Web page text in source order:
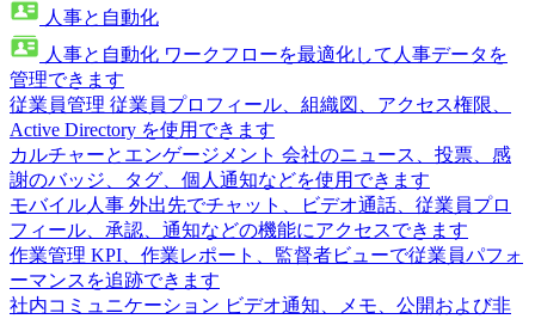
人事と自動化
人事と自動化 ワークフローを最適化して人事データを
管理できます
従業員管理 従業員プロフィール、組織図、アクセス権限、
Active Directory を使用できます
カルチャーとエンゲージメント 会社のニュース、投票、感
謝のバッジ、タグ、個人通知などを使用できます
モバイル人事 外出先でチャット、ビデオ通話、従業員プロ
フィール、承認、通知などの機能にアクセスできます
作業管理 KPI、作業レポート、監督者ビューで従業員パフォ
ーマンスを追跡できます
社内コミュニケーション ビデオ通知、メモ、公開および非